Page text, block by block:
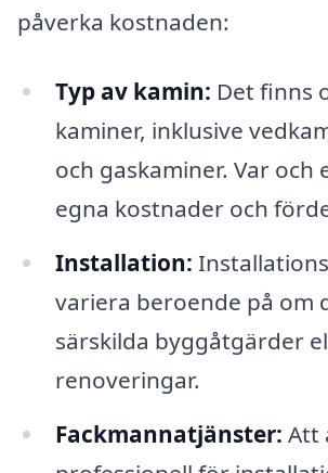
påverka kostnaden:
Typ av kamin: Det finns
kaminer, inklusive
och gaskaminer. Var och
egna kostnader och
Installation:
variera beroende på om
särskilda byggåtgärder
renoveringar.
Fackmannatjänster: Att